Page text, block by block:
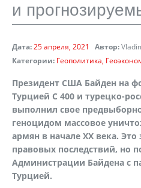
и
Дата:25 апреля, 2021 Автор:
Категории: Геополитика
Президент США Байден на
Турцией С 400 и турецко-
выполнил свое
геноцидом массовое
армян в начале XX века.
правовых последствий, но
Администрации Байдена с
Турцией.